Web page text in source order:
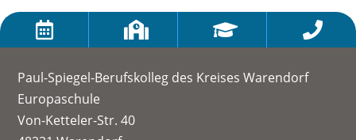
   
Paul-Spiegel-Berufskolleg des Kreises Warendorf
Europaschule
Von-Ketteler-Str. 40